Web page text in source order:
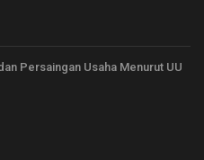
Persaingan Usaha Menurut UU